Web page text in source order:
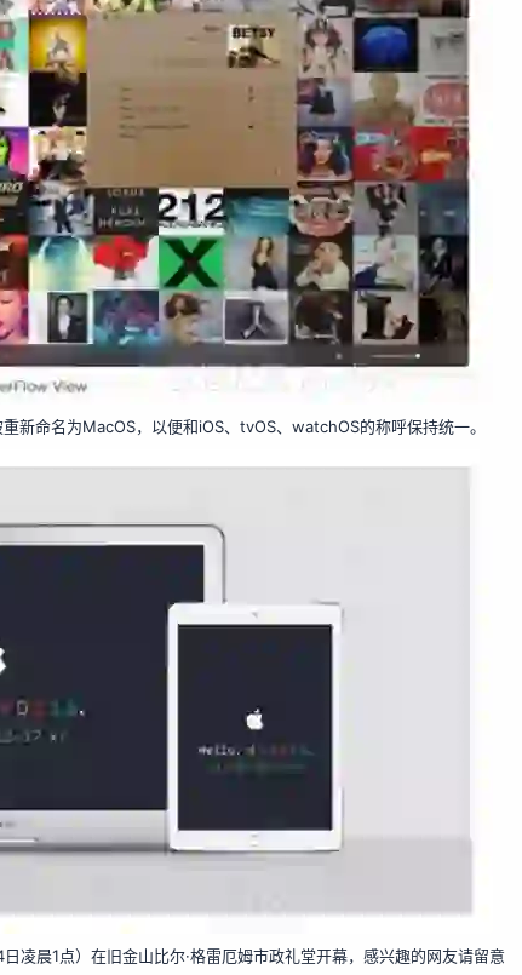
新命名为MacOS，以便和iOS、tvOS、watchOS的称呼保持统一。
凌晨1点）在旧金山比尔·格雷厄姆市政礼堂开幕，感兴趣的网友请留意